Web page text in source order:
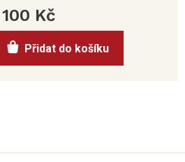
100 Kč
cena:
Přidat do košíku